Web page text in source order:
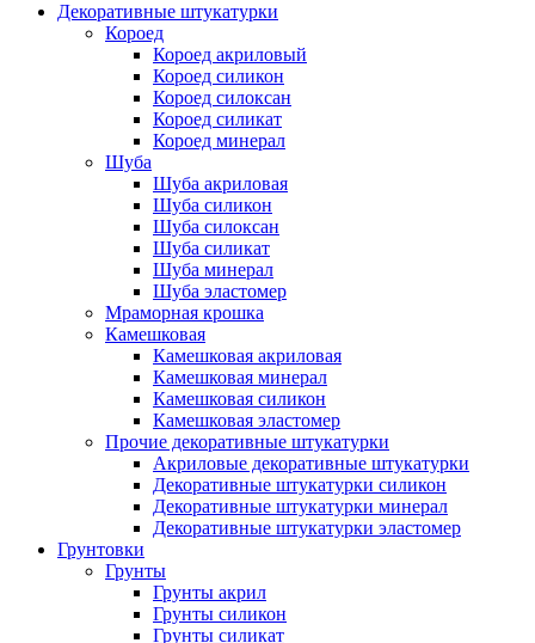
Декоративные штукатурки
Короед
Короед акриловый
Короед силикон
Короед силоксан
Короед силикат
Короед минерал
Шуба
Шуба акриловая
Шуба силикон
Шуба силоксан
Шуба силикат
Шуба минерал
Шуба эластомер
Мраморная крошка
Камешковая
Камешковая акриловая
Камешковая минерал
Камешковая силикон
Камешковая эластомер
Прочие декоративные штукатурки
Акриловые декоративные штукатурки
Декоративные штукатурки силикон
Декоративные штукатурки минерал
Декоративные штукатурки эластомер
Грунтовки
Грунты
Грунты акрил
Грунты силикон
Грунты силикат